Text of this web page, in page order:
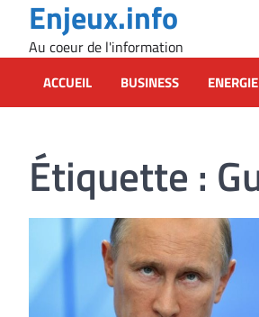
content
Enjeux.info
Au coeur de l'information
ACCUEIL BUSINESS ENERGIE
Étiquette :